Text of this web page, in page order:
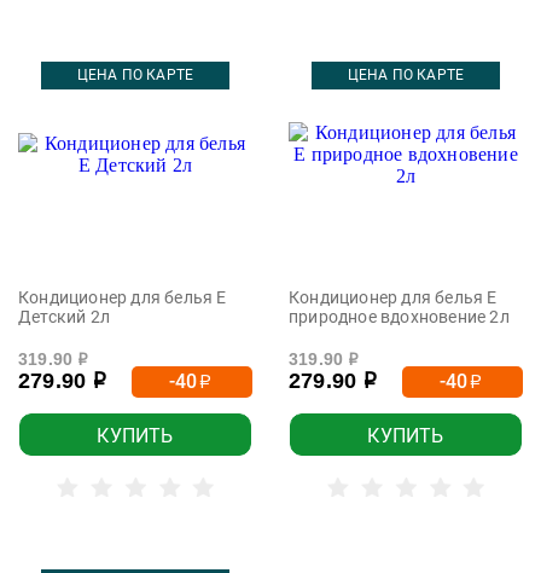
ЦЕНА ПО КАРТЕ
Кондиционер для белья Е
Детский 2л
319.90 р
279.90 р -40р
КУПИТЬ
ЦЕНА ПО КАРТЕ
Кондиционер для белья Е
природное вдохновение 2л
319.90 р
279.90 р -40р
КУПИТЬ